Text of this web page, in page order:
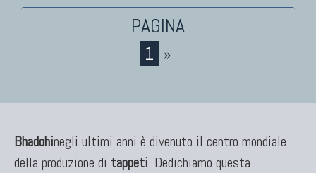
1 »
Bhadohinegli ultimi anni è divenuto il centro mondiale
della produzione di tappeti. Dedichiamo questa